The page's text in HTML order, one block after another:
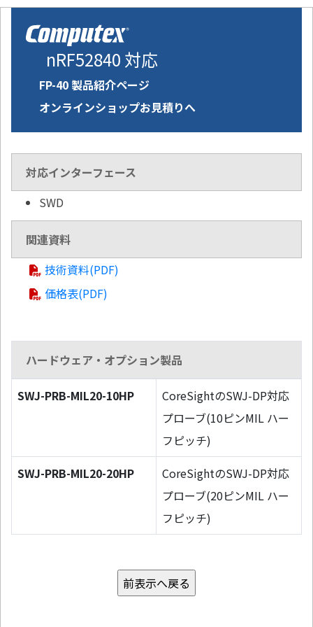
nRF52840 対応
FP-40 製品紹介ページ
オンラインショップお見積りへ
対応インターフェース
SWD
関連資料
技術資料(PDF)
価格表(PDF)
ハードウェア・オプション製品
SWJ-PRB-MIL20-10HP
CoreSightのSWJ-DP対応
プローブ(10ピンMIL ハー
フピッチ)
SWJ-PRB-MIL20-20HP
CoreSightのSWJ-DP対応
プローブ(20ピンMIL ハー
フピッチ)